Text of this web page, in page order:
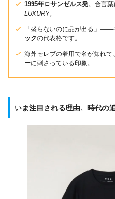
1995年ロサンゼルス発。合言葉
LUXURY。
「盛らないのに品が出る」――
ックの代表格です。
海外セレブの着用で名が知れて
ーに刺さっている印象。
いま注目される理由、時代の